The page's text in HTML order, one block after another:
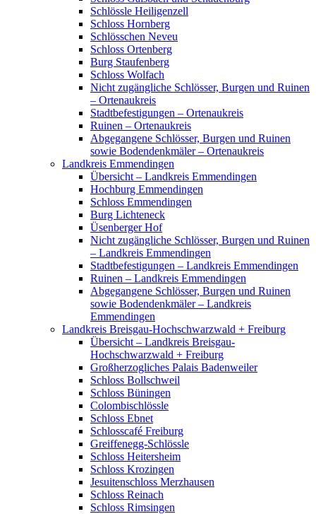
Schlössle Heiligenzell
Schloss Hornberg
Schlösschen Neveu
Schloss Ortenberg
Burg Staufenberg
Schloss Wolfach
Nicht zugängliche Schlösser, Burgen und Ruinen
– Ortenaukreis
Stadtbefestigungen – Ortenaukreis
Ruinen – Ortenaukreis
Abgegangene Schlösser, Burgen und Ruinen
sowie Bodendenkmäler – Ortenaukreis
Landkreis Emmendingen
Übersicht – Landkreis Emmendingen
Hochburg Emmendingen
Schloss Emmendingen
Burg Lichteneck
Üsenberger Hof
Nicht zugängliche Schlösser, Burgen und Ruinen
– Landkreis Emmendingen
Stadtbefestigungen – Landkreis Emmendingen
Ruinen – Landkreis Emmendingen
Abgegangene Schlösser, Burgen und Ruinen
sowie Bodendenkmäler – Landkreis
Emmendingen
Landkreis Breisgau-Hochschwarzwald + Freiburg
Übersicht – Landkreis Breisgau-
Hochschwarzwald + Freiburg
Großherzogliches Palais Badenweiler
Schloss Bollschweil
Schloss Büningen
Colombischlössle
Schloss Ebnet
Schlosscafé Freiburg
Greiffenegg-Schlössle
Schloss Heitersheim
Schloss Krozingen
Jesuitenschloss Merzhausen
Schloss Reinach
Schloss Rimsingen